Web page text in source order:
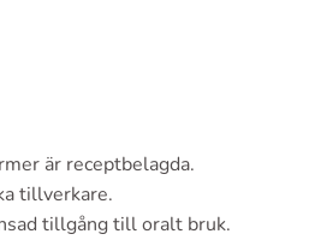
är receptbelagda.
tillverkare.
tillgång till oralt bruk.